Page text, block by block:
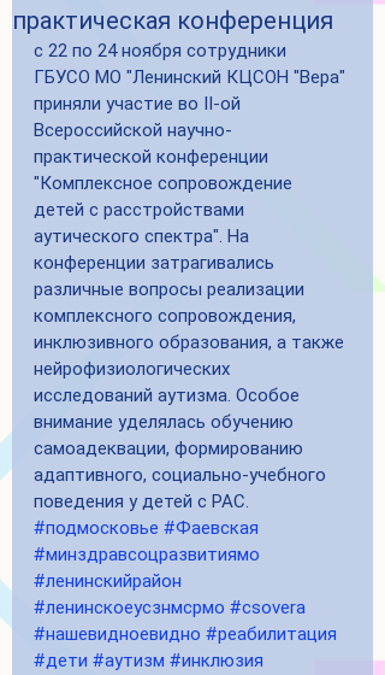
практическая конференция
с 22 по 24 ноября сотрудники
ГБУСО МО "Ленинский КЦСОН "Вера"
приняли участие во II-ой
Всероссийской научно-
практической конференции
"Комплексное сопровождение
детей с расстройствами
аутического спектра". На
конференции затрагивались
различные вопросы реализации
комплексного сопровождения,
инклюзивного образования, а также
нейрофизиологических
исследований аутизма. Особое
внимание уделялась обучению
самоадеквации, формированию
адаптивного, социально-учебного
поведения у детей с РАС.
#подмосковье #Фаевская
#минздравсоцразвитиямо
#ленинскийрайон
#ленинскоеусзнмсрмо #csovera
#нашевидноевидно #реабилитация
#дети #аутизм #инклюзия